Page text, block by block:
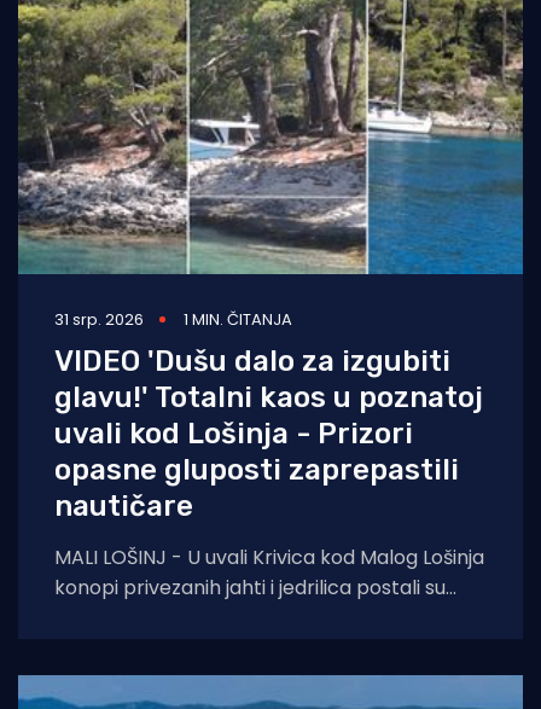
31 srp. 2026 1 MIN. ČITANJA
VIDEO 'Dušu dalo za izgubiti
glavu!' Totalni kaos u poznatoj
uvali kod Lošinja - Prizori
opasne gluposti zaprepastili
nautičare
MALI LOŠINJ - U uvali Krivica kod Malog Lošinja
konopi privezanih jahti i jedrilica postali su